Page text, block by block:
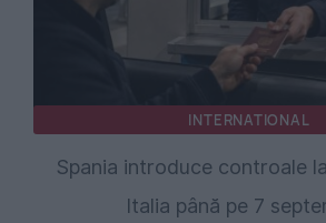
INTERNATIONAL
Spania introduce controale
Italia până pe 7